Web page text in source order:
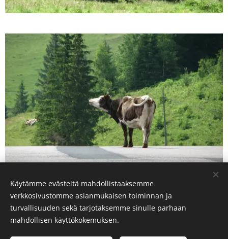
Käytämme evästeitä mahdollistaaksemme
verkkosivustomme asianmukaisen toiminnan ja
turvallisuuden sekä tarjotaksemme sinulle parhaan
mahdollisen käyttökokemuksen.